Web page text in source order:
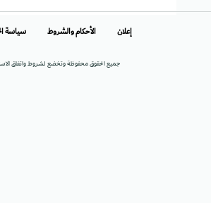
جميع الحقوق محفوظة وتخضع لشروط واتفاق
إعلان الأحكام والشروط سياسة